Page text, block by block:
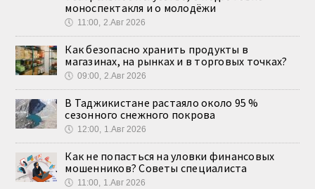
моноспектакля и о молодёжи
🕔 11:00, 2.Авг 2026
Как безопасно хранить продукты в
магазинах, на рынках и в торговых точках?
🕔 09:00, 2.Авг 2026
В Таджикистане растаяло около 95 %
сезонного снежного покрова
🕔 12:00, 1.Авг 2026
Как не попасться на уловки финансовых
мошенников? Советы специалиста
🕔 11:00, 1.Авг 2026